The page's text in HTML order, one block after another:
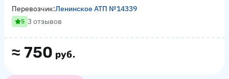
≈ 750 руб.
Перевозчик:Ленинское АТП №14339
5 3 отзывов